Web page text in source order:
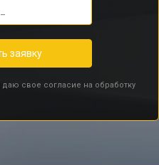
заявку
свое согласие на обработку